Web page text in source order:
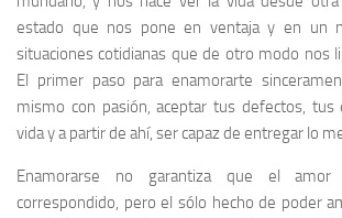
estado que nos pone en ventaja y en un
situaciones cotidianas que de otro modo nos
El primer paso para enamorarte
mismo con pasión, aceptar tus defectos, tus
vida y a partir de ahí, ser capaz de entregar lo
Enamorarse no garantiza que el
correspondido, pero el sólo hecho de poder